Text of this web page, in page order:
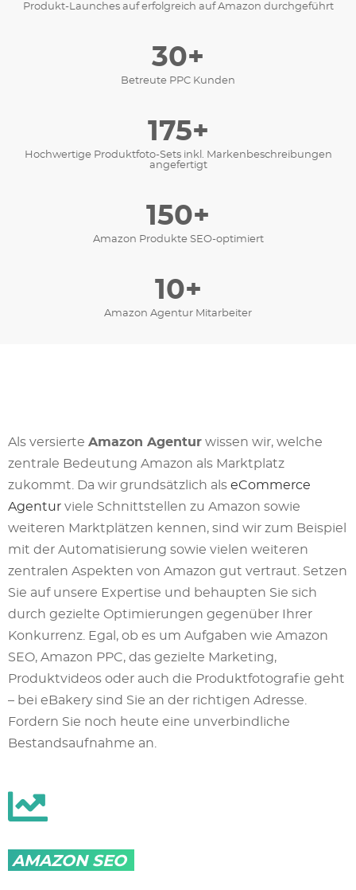
Produkt-Launches auf erfolgreich auf Amazon durchgeführt
30+
Betreute PPC Kunden
175+
Hochwertige Produktfoto-Sets inkl. Markenbeschreibungen
angefertigt
150+
Amazon Produkte SEO-optimiert
10+
Amazon Agentur Mitarbeiter
Als versierte Amazon Agentur wissen wir, welche
zentrale Bedeutung Amazon als Marktplatz
zukommt. Da wir grundsätzlich als eCommerce
Agentur viele Schnittstellen zu Amazon sowie
weiteren Marktplätzen kennen, sind wir zum Beispiel
mit der Automatisierung sowie vielen weiteren
zentralen Aspekten von Amazon gut vertraut. Setzen
Sie auf unsere Expertise und behaupten Sie sich
durch gezielte Optimierungen gegenüber Ihrer
Konkurrenz. Egal, ob es um Aufgaben wie Amazon
SEO, Amazon PPC, das gezielte Marketing,
Produktvideos oder auch die Produktfotografie geht
– bei eBakery sind Sie an der richtigen Adresse.
Fordern Sie noch heute eine unverbindliche
Bestandsaufnahme an.
AMAZON SEO